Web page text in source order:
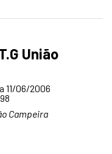
União
11/06/2006
Campeira